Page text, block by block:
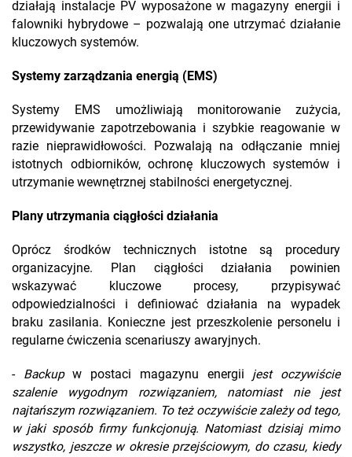
działają instalacje PV wyposażone w magazyny energii i
falowniki hybrydowe – pozwalają one utrzymać działanie
kluczowych systemów.
Systemy zarządzania energią (EMS)
Systemy EMS umożliwiają monitorowanie zużycia,
przewidywanie zapotrzebowania i szybkie reagowanie w
razie nieprawidłowości. Pozwalają na odłączanie mniej
istotnych odbiorników, ochronę kluczowych systemów i
utrzymanie wewnętrznej stabilności energetycznej.
Plany utrzymania ciągłości działania
Oprócz środków technicznych istotne są procedury
organizacyjne. Plan ciągłości działania powinien
wskazywać kluczowe procesy, przypisywać
odpowiedzialności i definiować działania na wypadek
braku zasilania. Konieczne jest przeszkolenie personelu i
regularne ćwiczenia scenariuszy awaryjnych.
- Backupw postaci magazynu energii jest oczywiście
szalenie wygodnym rozwiązaniem, natomiast nie jest
najtańszym rozwiązaniem. To też oczywiście zależy od tego,
w jaki sposób firmy funkcjonują. Natomiast dzisiaj mimo
wszystko, jeszcze w okresie przejściowym, do czasu, kiedy